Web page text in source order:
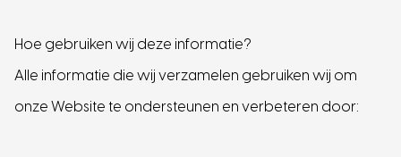
Hoe gebruiken wij deze informatie?
Alle informatie die wij verzamelen gebruiken wij om
onze Website te ondersteunen en verbeteren door: